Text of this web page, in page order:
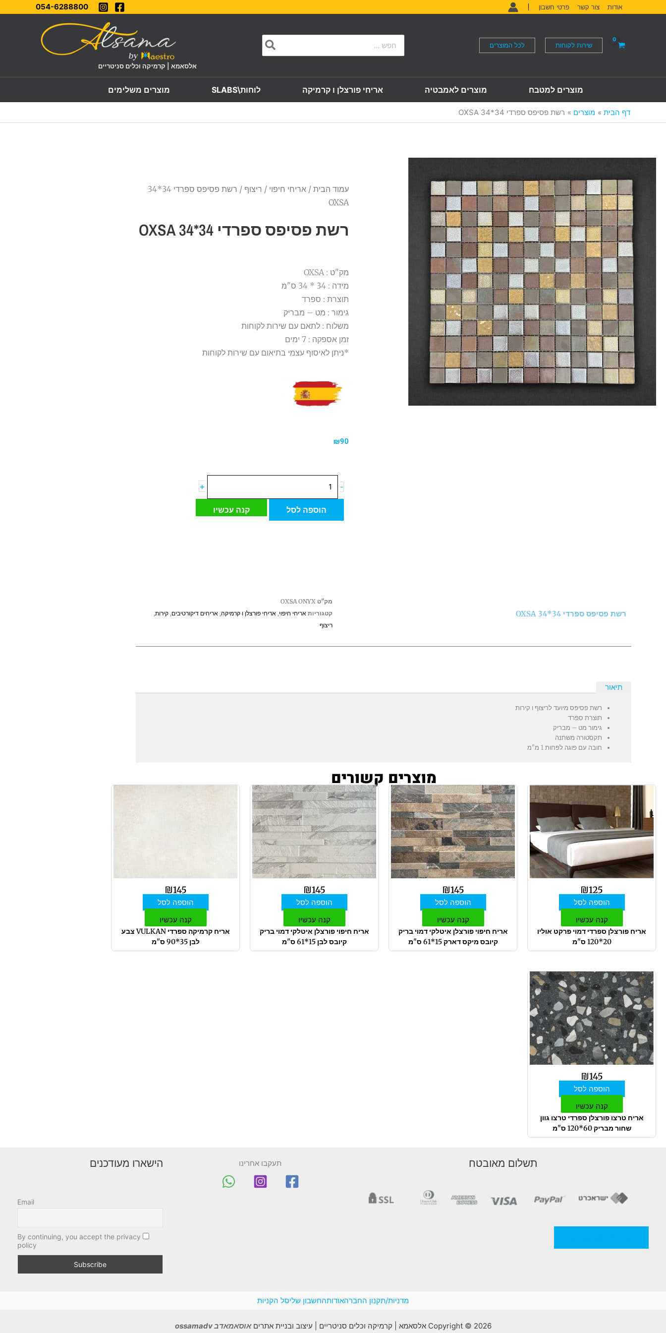
לתוכן
אודות צור קשר פרטי חשבון 054-6288800
שירות לקוחות לכל המוצרים
for:
אלסאמא | קרמיקה וכלים סניטריים
מוצרים למטבח מוצרים לאמבטיה אריחי פורצלן ו קרמיקה לוחות\SLABS מוצרים משלימים
דף הבית מוצרים רשת פסיפס ספרדי 34*34 OXSA
עמוד הבית / אריחי חיפוי / ריצוף
/ רשת פסיפס ספרדי 34*34
OXSA
רשת פסיפס ספרדי 34*34 OXSA
מק"ט : OXSA
מידה : 34 * 34 ס"מ
תוצרת : ספרד
גימור : מט – מבריק
משלוח : לתאם עם שירות לקוחות
זמן אספקה : 7 ימים
*ניתן לאיסוף עצמי בתיאום עם שירות לקוחות
₪90
-
של
פסיפס
+
הוספה לסל קנה עכשיו
רשת פסיפס ספרדי 34*34 OXSA
מק"טOXSA ONYX
קטגוריות אריחי חיפוי,אריחי פורצלן ו קרמיקה,אריחים דיקורטיבים,קירות,
ריצוף
תיאור
רשת פסיפס מיועד לריצוף ו קירות
תוצרת ספרד
גימור מט – מבריק
תקסטורה משתנה
חובה עם פוגה לפחות 1 מ"מ
מוצרים קשורים
₪125
הוספה לסל
קנה עכשיו
אריח פורצלן ספרדי דמוי פרקט אוליו
20*120 ס"מ
₪145
הוספה לסל
קנה עכשיו
אריח חיפוי פורצלן איטלקי דמוי בריק
קיובס מיקס דארק 15*61 ס"מ
₪145
הוספה לסל
קנה עכשיו
אריח חיפוי פורצלן איטלקי דמוי בריק
קיובס לבן 15*61 ס"מ
₪145
הוספה לסל
קנה עכשיו
אריח קרמיקה ספרדי VULKAN צבע
לבן 35*90 ס"מ
₪145
הוספה לסל
קנה עכשיו
אריח טרצו פורצלן ספרדי טרצו גוון
שחור מבריק 60*120 ס"מ
תשלום מאובטח תעקבו אחרינו הישארו מעודכנים
Email
By continuing, you accept the privacy
policy
מדניות/תקנון החברהאודותהחשבון שליסל הקניות
Copyright © 2026 אלסאמא | קרמיקה וכלים סניטריים | עיצוב ובניית אתרים אוסאמאדב ossamadv